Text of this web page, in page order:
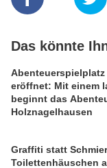
Das könnte
eröffnet: Mit einem
beginnt das
Holznagelhausen
Graffiti statt
Toilettenhäuschen